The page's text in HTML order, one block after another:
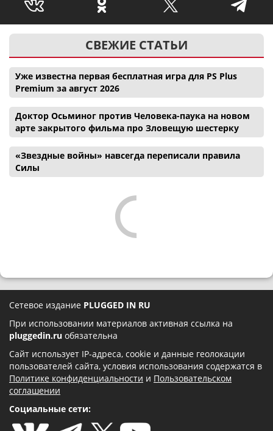
СВЕЖИЕ СТАТЬИ
Уже известна первая бесплатная игра для PS Plus
Premium за август 2026
Доктор Осьминог против Человека-паука на новом
арте закрытого фильма про Зловещую шестерку
«Звездные войны» навсегда переписали правила
Силы
Сетевое издание PLUGGED IN RU
При использовании материалов активная ссылка на
pluggedin.ru обязательна
Сайт использует IP-адреса, cookie и данные геолокации
пользователей сайта, условия использования содержатся в
Политике конфиденциальности и Пользовательском
соглашении
Социальные сети: